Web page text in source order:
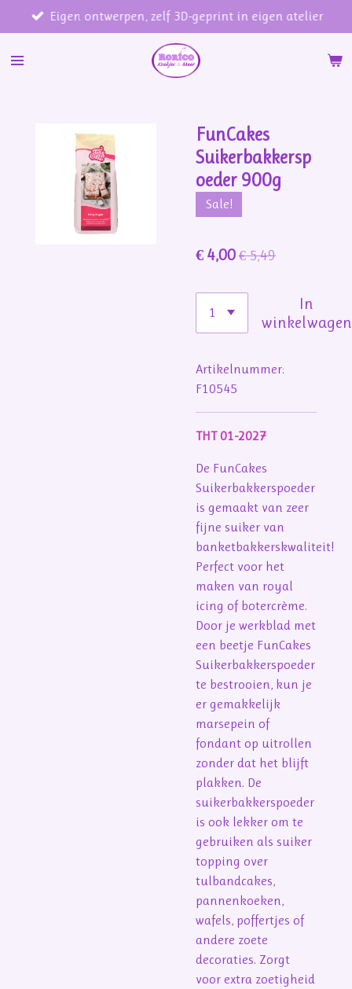
direct
naar
Eigen ontwerpen, zelf 3D-geprint in eigen atelier
FunCakes
Suikerbakkersp
oeder 900g
Sale!
€ 4,00€ 5,49
In
winkelwagen
Artikelnummer:
F10545
THT 01-2027
De FunCakes
Suikerbakkerspoeder
is gemaakt van zeer
fijne suiker van
banketbakkerskwaliteit!
Perfect voor het
maken van royal
icing of botercrème.
Door je werkblad met
een beetje FunCakes
Suikerbakkerspoeder
te bestrooien, kun je
er gemakkelijk
marsepein of
fondant op uitrollen
zonder dat het blijft
plakken. De
suikerbakkerspoeder
is ook lekker om te
gebruiken als suiker
topping over
tulbandcakes,
pannenkoeken,
wafels, poffertjes of
andere zoete
decoraties. Zorgt
voor extra zoetigheid